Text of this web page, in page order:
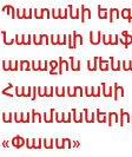
Պատանի
Նատալի
առաջին
Հայաստանի
«Փաստ»